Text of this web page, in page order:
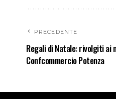
PRECEDENTE
Regali di Natale: rivolgiti ai
Confcommercio Potenza